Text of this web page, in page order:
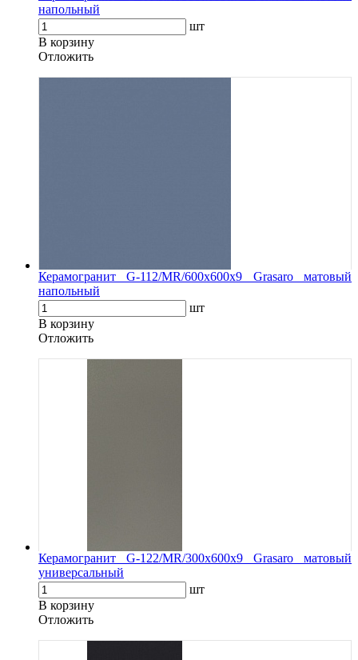
напольный
шт
В корзину
Oтложить
Керамогранит G-112/MR/600x600x9 Grasaro матовый
напольный
шт
В корзину
Oтложить
Керамогранит G-122/MR/300x600x9 Grasaro матовый
универсальный
шт
В корзину
Oтложить